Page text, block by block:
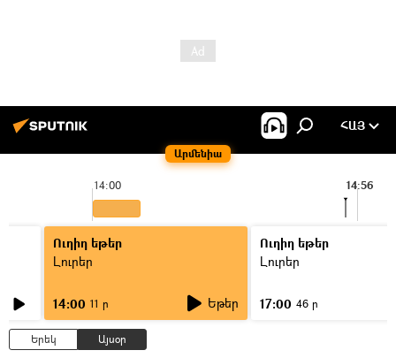
Արմենիա
ՀԱՅ
14:00 14:56
Ուղիղ եթեր
Լուրեր
14:00 11 ր Եթեր
Ուղիղ եթեր
Լուրեր
17:00 46 ր
Երեկ Այսօր